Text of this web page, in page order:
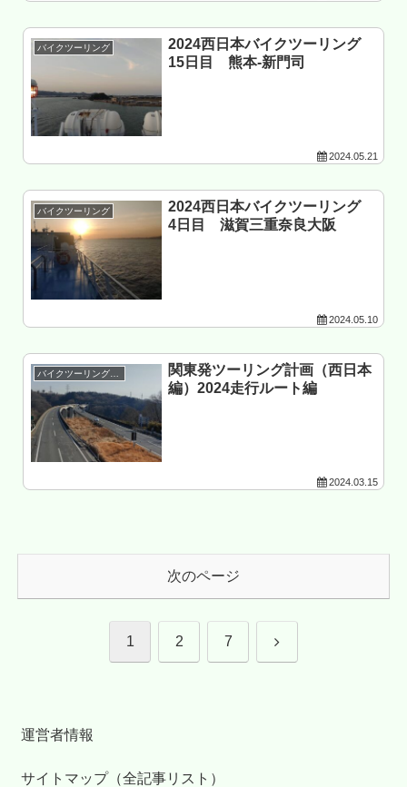
バイクツーリング
2024西日本バイクツーリング
15日目 熊本-新門司
2024.05.21
バイクツーリング
2024西日本バイクツーリング
4日目 滋賀三重奈良大阪
2024.05.10
バイクツーリング準備
関東発ツーリング計画（西日本
編）2024走行ルート編
2024.03.15
次のページ
1 2 7 次
運営者情報
サイトマップ（全記事リスト）